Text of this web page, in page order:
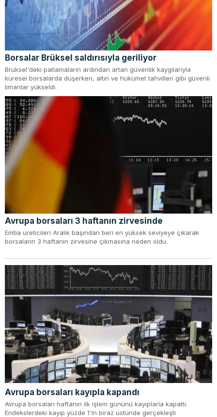
Borsalar Brüksel saldırısıyla geriliyor
Brüksel'deki patlamaların ardından artan güvenlik kaygılarıyla
küresel borsalarda düşerken, altın ve hükümet tahvilleri gibi güvenli
limanlar yükseldi.
Avrupa borsaları 3 haftanın zirvesinde
Emtia üreticileri Aralık başından beri en yüksek seviyeye çıkarak
borsaların 3 haftanın zirvesine çıkmasına neden oldu.
Avrupa borsaları kayıpla kapandı
Avrupa borsaları haftanın ilk işlem gününü kayıplarla kapattı.
Endekslerdeki kayıp yüzde 1'in biraz üstünde gerçekleşti